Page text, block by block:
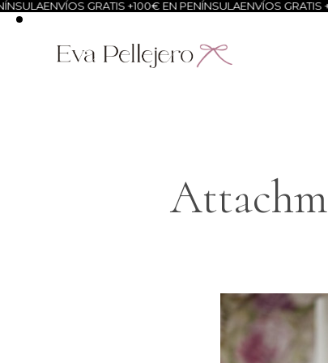
ENVÍOS GRATIS +100€ EN PENÍNSULAENVÍOS GRATIS